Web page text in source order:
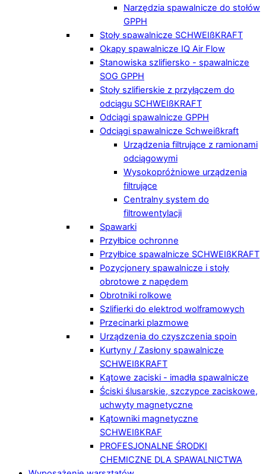
Narzędzia spawalnicze do stołów
GPPH
Stoły spawalnicze SCHWEIßKRAFT
Okapy spawalnicze IQ Air Flow
Stanowiska szlifiersko - spawalnicze
SOG GPPH
Stoły szlifierskie z przyłączem do
odciągu SCHWEIßKRAFT
Odciągi spawalnicze GPPH
Odciągi spawalnicze Schweißkraft
Urządzenia filtrujące z ramionami
odciągowymi
Wysokopróżniowe urządzenia
filtrujące
Centralny system do
filtrowentylacji
Spawarki
Przyłbice ochronne
Przyłbice spawalnicze SCHWEIßKRAFT
Pozycjonery spawalnicze i stoły
obrotowe z napędem
Obrotniki rolkowe
Szlifierki do elektrod wolframowych
Przecinarki plazmowe
Urządzenia do czyszczenia spoin
Kurtyny / Zasłony spawalnicze
SCHWEIßKRAFT
Kątowe zaciski - imadła spawalnicze
Ściski ślusarskie, szczypce zaciskowe,
uchwyty magnetyczne
Kątowniki magnetyczne
SCHWEIßKRAF
PROFESJONALNE ŚRODKI
CHEMICZNE DLA SPAWALNICTWA